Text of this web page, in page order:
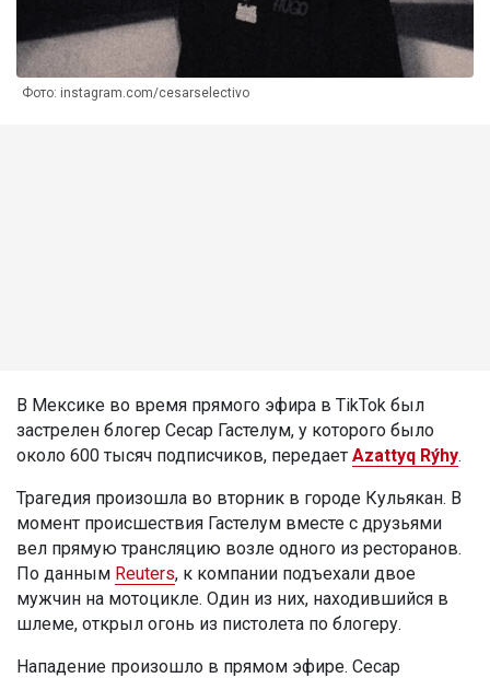
Фото: instagram.com/cesarselectivo
В Мексике во время прямого эфира в TikTok был
застрелен блогер Сесар Гастелум, у которого было
около 600 тысяч подписчиков, передает Azattyq Rýhy.
Трагедия произошла во вторник в городе Кульякан. В
момент происшествия Гастелум вместе с друзьями
вел прямую трансляцию возле одного из ресторанов.
По данным Reuters, к компании подъехали двое
мужчин на мотоцикле. Один из них, находившийся в
шлеме, открыл огонь из пистолета по блогеру.
Нападение произошло в прямом эфире. Сесар